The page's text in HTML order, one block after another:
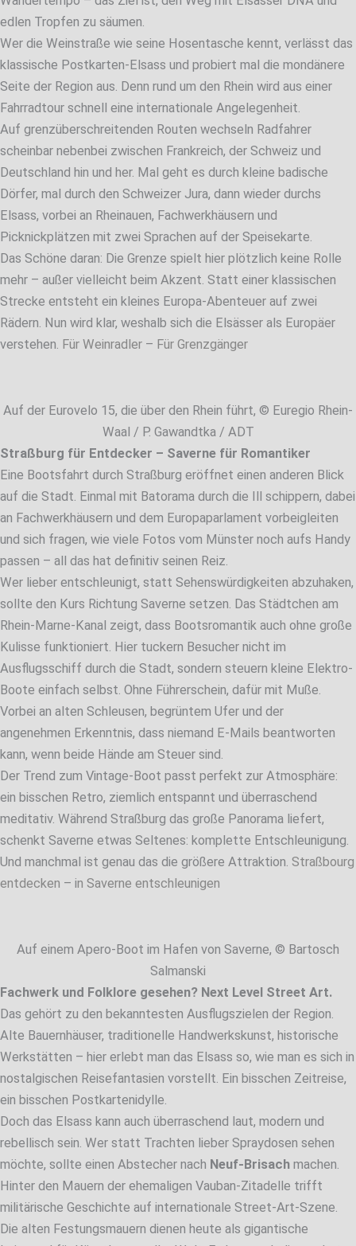
edlen Tropfen zu säumen.
Wer die Weinstraße wie seine Hosentasche kennt, verlässt das
klassische Postkarten-Elsass und probiert mal die mondänere
Seite der Region aus. Denn rund um den Rhein wird aus einer
Fahrradtour schnell eine internationale Angelegenheit.
Auf grenzüberschreitenden Routen wechseln Radfahrer
scheinbar nebenbei zwischen Frankreich, der Schweiz und
Deutschland hin und her. Mal geht es durch kleine badische
Dörfer, mal durch den Schweizer Jura, dann wieder durchs
Elsass, vorbei an Rheinauen, Fachwerkhäusern und
Picknickplätzen mit zwei Sprachen auf der Speisekarte.
Das Schöne daran: Die Grenze spielt hier plötzlich keine Rolle
mehr – außer vielleicht beim Akzent. Statt einer klassischen
Strecke entsteht ein kleines Europa-Abenteuer auf zwei
Rädern. Nun wird klar, weshalb sich die Elsässer als Europäer
verstehen. Für Weinradler – Für Grenzgänger
Auf der Eurovelo 15, die über den Rhein führt, © Euregio Rhein-
Waal / P. Gawandtka / ADT
Straßburg für Entdecker – Saverne für Romantiker
Eine Bootsfahrt durch Straßburg eröffnet einen anderen Blick
auf die Stadt. Einmal mit Batorama durch die Ill schippern, dabei
an Fachwerkhäusern und dem Europaparlament vorbeigleiten
und sich fragen, wie viele Fotos vom Münster noch aufs Handy
passen – all das hat definitiv seinen Reiz.
Wer lieber entschleunigt, statt Sehenswürdigkeiten abzuhaken,
sollte den Kurs Richtung Saverne setzen. Das Städtchen am
Rhein-Marne-Kanal zeigt, dass Bootsromantik auch ohne große
Kulisse funktioniert. Hier tuckern Besucher nicht im
Ausflugsschiff durch die Stadt, sondern steuern kleine Elektro-
Boote einfach selbst. Ohne Führerschein, dafür mit Muße.
Vorbei an alten Schleusen, begrüntem Ufer und der
angenehmen Erkenntnis, dass niemand E-Mails beantworten
kann, wenn beide Hände am Steuer sind.
Der Trend zum Vintage-Boot passt perfekt zur Atmosphäre:
ein bisschen Retro, ziemlich entspannt und überraschend
meditativ. Während Straßburg das große Panorama liefert,
schenkt Saverne etwas Seltenes: komplette Entschleunigung.
Und manchmal ist genau das die größere Attraktion. Straßbourg
entdecken – in Saverne entschleunigen
Auf einem Apero-Boot im Hafen von Saverne, © Bartosch
Salmanski
Fachwerk und Folklore gesehen? Next Level Street Art.
Das gehört zu den bekanntesten Ausflugszielen der Region.
Alte Bauernhäuser, traditionelle Handwerkskunst, historische
Werkstätten – hier erlebt man das Elsass so, wie man es sich in
nostalgischen Reisefantasien vorstellt. Ein bisschen Zeitreise,
ein bisschen Postkartenidylle.
Doch das Elsass kann auch überraschend laut, modern und
rebellisch sein. Wer statt Trachten lieber Spraydosen sehen
möchte, sollte einen Abstecher nach Neuf-Brisach machen.
Hinter den Mauern der ehemaligen Vauban-Zitadelle trifft
militärische Geschichte auf internationale Street-Art-Szene.
Die alten Festungsmauern dienen heute als gigantische